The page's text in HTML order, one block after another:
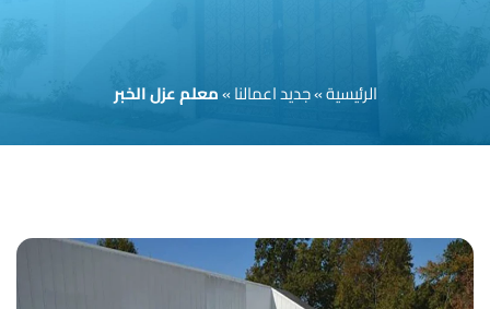
الرئيسية»جديد اعمالنا»معلم عزل الخبر